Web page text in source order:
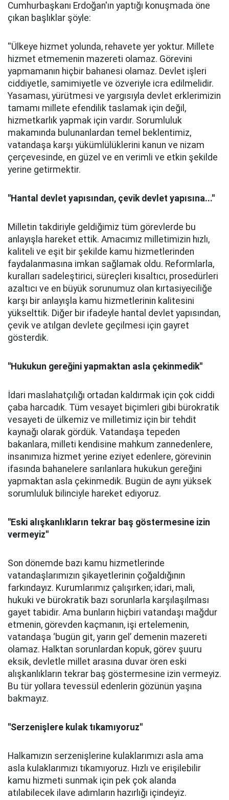
Cumhurbaşkanı Erdoğan'ın yaptığı konuşmada öne
çıkan başlıklar şöyle:
''Ülkeye hizmet yolunda, rehavete yer yoktur. Millete
hizmet etmemenin mazereti olamaz. Görevini
yapmamanın hiçbir bahanesi olamaz. Devlet işleri
ciddiyetle, samimiyetle ve özveriyle icra edilmelidir.
Yasaması, yürütmesi ve yargısıyla devlet erklerimizin
tamamı millete efendilik taslamak için değil,
hizmetkarlık yapmak için vardır. Sorumluluk
makamında bulunanlardan temel beklentimiz,
vatandaşa karşı yükümlülüklerini kanun ve nizam
çerçevesinde, en güzel ve en verimli ve etkin şekilde
yerine getirmektir.
''Hantal devlet yapısından, çevik devlet yapısına...''
Milletin takdiriyle geldiğimiz tüm görevlerde bu
anlayışla hareket ettik. Amacımız milletimizin hızlı,
kaliteli ve eşit bir şekilde kamu hizmetlerinden
faydalanmasına imkan sağlamak oldu. Reformlarla,
kuralları sadeleştirici, süreçleri kısaltıcı, prosedürleri
azaltıcı ve en büyük sorunumuz olan kırtasiyeciliğe
karşı bir anlayışla kamu hizmetlerinin kalitesini
yükselttik. Diğer bir ifadeyle hantal devlet yapısından,
çevik ve atılgan devlete geçilmesi için gayret
gösterdik.
''Hukukun gereğini yapmaktan asla çekinmedik''
İdari maslahatçılığı ortadan kaldırmak için çok ciddi
çaba harcadık. Tüm vesayet biçimleri gibi bürokratik
vesayeti de ülkemiz ve milletimiz için bir tehdit
kaynağı olarak gördük. Vatandaşa tepeden
bakanlara, milleti kendisine mahkum zannedenlere,
insanımıza hizmet yerine eziyet edenlere, görevinin
ifasında bahanelere sarılanlara hukukun gereğini
yapmaktan asla çekinmedik. Bugün de aynı yüksek
sorumluluk bilinciyle hareket ediyoruz.
''Eski alışkanlıkların tekrar baş göstermesine izin
vermeyiz''
Son dönemde bazı kamu hizmetlerinde
vatandaşlarımızın şikayetlerinin çoğaldığının
farkındayız. Kurumlarımız çalışırken; idari, mali,
hukuki ve bürokratik bazı sorunlarla karşılaşılması
gayet tabidir. Ama bunların hiçbiri vatandaşı mağdur
etmenin, görevden kaçmanın, işi ertelemenin,
vatandaşa ‘bugün git, yarın gel’ demenin mazereti
olamaz. Halktan sorunlardan kopuk, görev şuuru
eksik, devletle millet arasına duvar ören eski
alışkanlıkların tekrar baş göstermesine izin vermeyiz.
Bu tür yollara tevessül edenlerin gözünün yaşına
bakmayız.
''Serzenişlere kulak tıkamıyoruz''
Halkamızın serzenişlerine kulaklarımızı asla ama
asla kulaklarımızı tıkamıyoruz. Hızlı ve erişilebilir
kamu hizmeti sunmak için pek çok alanda
atılabilecek ilave adımların hazırlığı içindeyiz.